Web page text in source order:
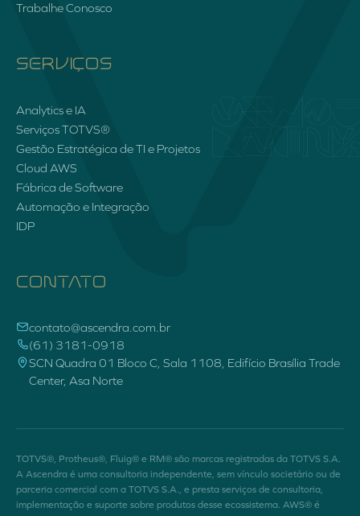
Trabalhe Conosco
SERVIÇOS
Analytics e IA
Serviços TOTVS®
Gestão Estratégica de TI e Projetos
Cloud AWS
Fábrica de Software
Automação e Integração
IDP
CONTATO
contato@ascendra.com.br
(61) 3181-0918
SCN Quadra 01 Bloco C, Sala 1108, Edifício Brasília Trade
Center, Asa Norte
TOTVS®, Protheus®, Fluig® e RM® são marcas registradas da TOTVS S.A.
A Ascendra é uma consultoria independente, sem vínculo societário ou de
parceria comercial com a TOTVS S.A., e presta serviços de consultoria,
implementação e suporte sobre produtos desse ecossistema. AWS® é